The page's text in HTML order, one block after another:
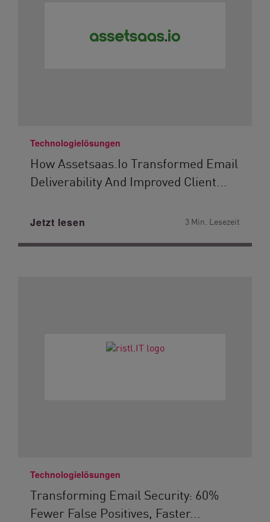
Technologielösungen
How Assetsaas.io Transformed Email
Deliverability And Improved Client...
Jetzt lesen 3 Min. Lesezeit
Technologielösungen
Transforming Email Security: 60%
Fewer False Positives, Faster...